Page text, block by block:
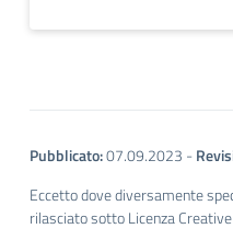
Pubblicato:07.09.2023 -
Eccetto dove diversamente
rilasciato sotto Licenza